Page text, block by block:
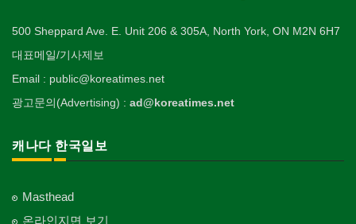
500 Sheppard Ave. E. Unit 206 & 305A, North York, ON M2N 6H7
대표메일/기사제보
Email : public@koreatimes.net
광고문의(Advertising) : ad@koreatimes.net
캐나다 한국일보
Masthead
온라인지면 보기